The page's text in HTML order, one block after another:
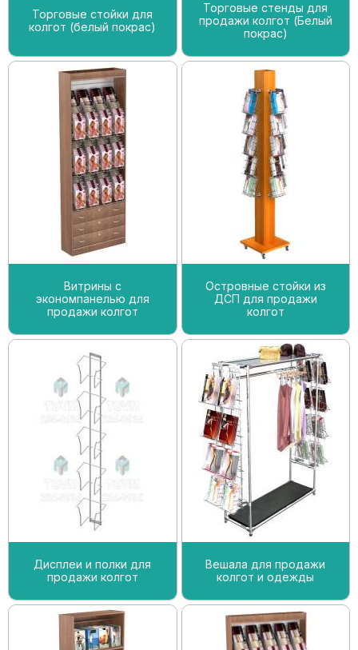
Торговые стойки для
колгот (белый покрас)
Торговые стенды для
продажи колгот (Белый
покрас)
Витрины с
экономпанелью для
продажи колгот
Островные стойки из
ДСП для продажи
колгот
Дисплеи и полки для
продажи колгот
Вешала для продажи
колгот и одежды